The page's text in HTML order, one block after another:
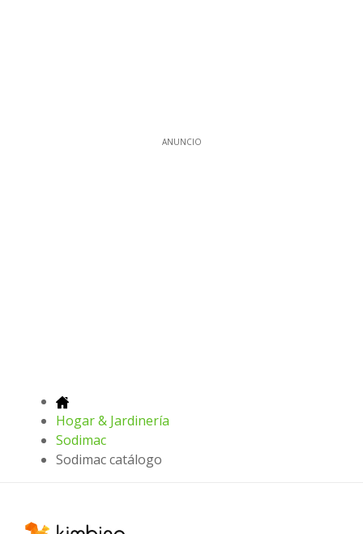
ANUNCIO
Hogar & Jardinería
Sodimac
Sodimac catálogo